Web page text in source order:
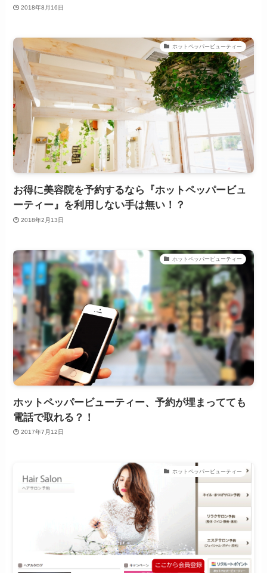
2018年8月16日
ホットペッパービューティー
お得に美容院を予約するなら『ホットペッパービュ
ーティー』を利用しない手は無い！？
2018年2月13日
ホットペッパービューティー
ホットペッパービューティー、予約が埋まってても
電話で取れる？！
2017年7月12日
ホットペッパービューティー